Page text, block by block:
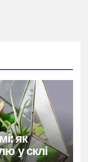
як
у склі